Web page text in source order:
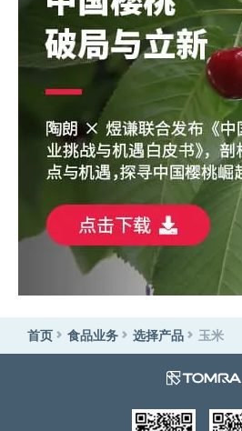
首页 食品业务 选择产品 玉米